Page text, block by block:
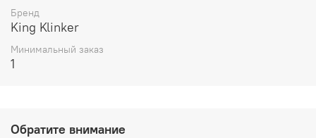
Бренд
King Klinker
Минимальный заказ
1
Обратите внимание